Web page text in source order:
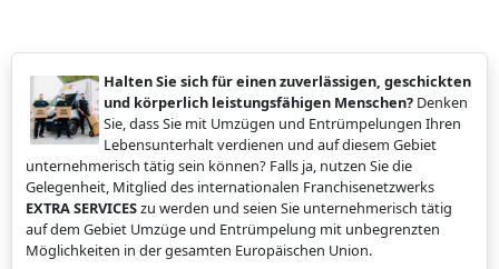
Halten Sie sich für einen zuverlässigen, geschickten
und körperlich leistungsfähigen Menschen? Denken
Sie, dass Sie mit Umzügen und Entrümpelungen Ihren
Lebensunterhalt verdienen und auf diesem Gebiet
unternehmerisch tätig sein können? Falls ja, nutzen Sie die
Gelegenheit, Mitglied des internationalen Franchisenetzwerks
EXTRA SERVICESzu werden und seien Sie unternehmerisch tätig
auf dem Gebiet Umzüge und Entrümpelung mit unbegrenzten
Möglichkeiten in der gesamten Europäischen Union.